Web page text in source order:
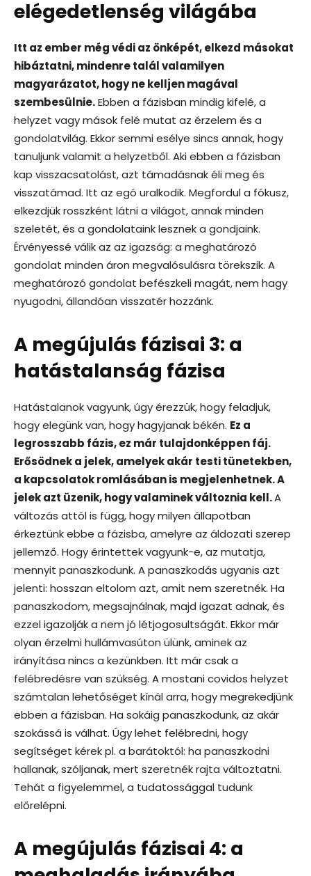
elégedetlenség világába
Itt az ember még védi az önképét, elkezd másokat
hibáztatni, mindenre talál valamilyen
magyarázatot, hogy ne kelljen magával
szembesülnie.Ebben a fázisban mindig kifelé, a
helyzet vagy mások felé mutat az érzelem és a
gondolatvilág. Ekkor semmi esélye sincs annak, hogy
tanuljunk valamit a helyzetből. Aki ebben a fázisban
kap visszacsatolást, azt támadásnak éli meg és
visszatámad. Itt az egó uralkodik. Megfordul a fókusz,
elkezdjük rosszként látni a világot, annak minden
szeletét, és a gondolataink lesznek a gondjaink.
Érvényessé válik az az igazság: a meghatározó
gondolat minden áron megvalósulásra törekszik. A
meghatározó gondolat befészkeli magát, nem hagy
nyugodni, állandóan visszatér hozzánk.
A megújulás fázisai 3: a
hatástalanság fázisa
Hatástalanok vagyunk, úgy érezzük, hogy feladjuk,
hogy elegünk van, hogy hagyjanak békén. Ez a
legrosszabb fázis, ez már tulajdonképpen fáj.
Erősödnek a jelek, amelyek akár testi tünetekben,
a kapcsolatok romlásában is megjelenhetnek. A
jelek azt üzenik, hogy valaminek változnia kell.A
változás attól is függ, hogy milyen állapotban
érkeztünk ebbe a fázisba, amelyre az áldozati szerep
jellemző. Hogy érintettek vagyunk-e, az mutatja,
mennyit panaszkodunk. A panaszkodás ugyanis azt
jelenti: hosszan eltolom azt, amit nem szeretnék. Ha
panaszkodom, megsajnálnak, majd igazat adnak, és
ezzel igazolják a nem jó létjogosultságát. Ekkor már
olyan érzelmi hullámvasúton ülünk, aminek az
irányítása nincs a kezünkben. Itt már csak a
felébredésre van szükség. A mostani covidos helyzet
számtalan lehetőséget kínál arra, hogy megrekedjünk
ebben a fázisban. Ha sokáig panaszkodunk, az akár
szokássá is válhat. Úgy lehet felébredni, hogy
segítséget kérek pl. a barátoktól: ha panaszkodni
hallanak, szóljanak, mert szeretnék rajta változtatni.
Tehát a figyelemmel, a tudatossággal tudunk
előrelépni.
A megújulás fázisai 4: a